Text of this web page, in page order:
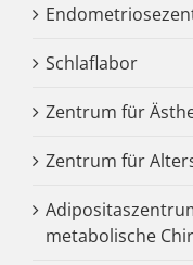
Schlaflabor
Zentrum für
Zentrum für
metabolische